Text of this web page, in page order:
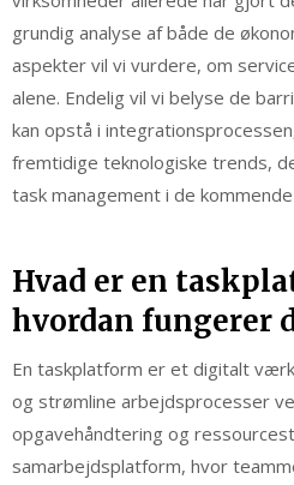
grundig analyse af både de
aspekter vil vi vurdere, om
alene. Endelig vil vi belyse de
kan opstå i
fremtidige teknologiske trends,
task management i de
Hvad er en
hvordan fungerer
En taskplatform er et digitalt
og strømline arbejdsprocesser
opgavehåndtering og
samarbejdsplatform, hvor